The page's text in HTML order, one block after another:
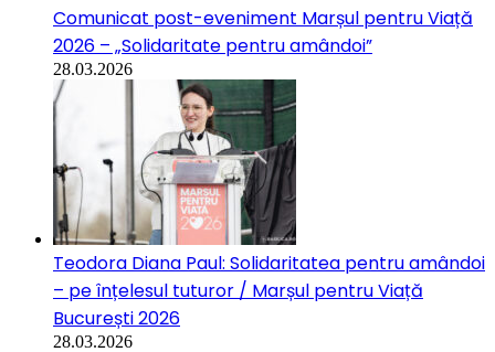
Comunicat post-eveniment Marșul pentru Viață
2026 – „Solidaritate pentru amândoi”
28.03.2026
Teodora Diana Paul: Solidaritatea pentru amândoi
– pe înțelesul tuturor / Marșul pentru Viață
București 2026
28.03.2026